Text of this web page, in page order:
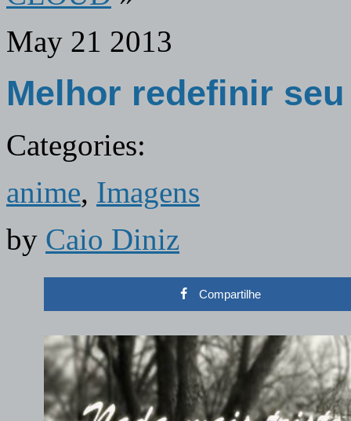
May 21 2013
Melhor redefinir
Categories:
anime, Imagens
by Caio Diniz
Compartilhe